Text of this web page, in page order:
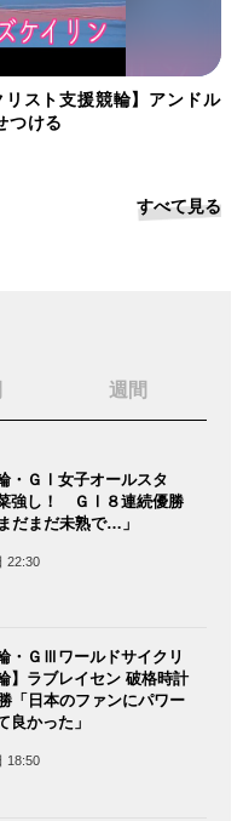
スト支援競輪】アンドル
つける
すべて見る
週間
・ＧⅠ女子オールスタ
強し！ ＧⅠ８連続優勝
だまだ未熟で…」
22:30
・ＧⅢワールドサイクリ
】ラブレイセン 破格時計
「日本のファンにパワー
良かった」
18:50